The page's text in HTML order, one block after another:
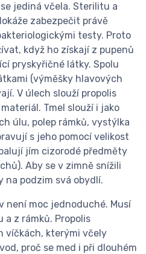
jediná včela. Sterilitu a
zabezpečit právě
testy. Proto
když ho získají z pupenů
pryskyřičné látky. Spolu
(výměšky hlavových
V úlech slouží propolis
Tmel slouží i jako
úlu, polep rámků, vystýlka
s jeho pomocí velikost
jím cizorodé předměty
Aby se v zimně snížili
podzim svá obydlí.
není moc jednoduché. Musí
a z rámků. Propolis
víčkách, kterými včely
proč se med i při dlouhém